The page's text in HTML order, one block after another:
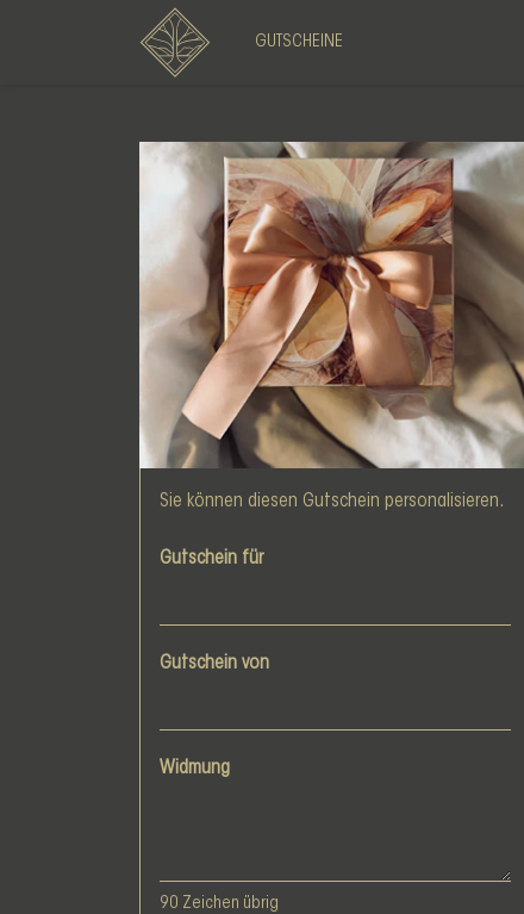
GUTSCHEINE
Sie können diesen Gutschein personalisieren.
Gutschein für
Gutschein von
Widmung
90 Zeichen übrig